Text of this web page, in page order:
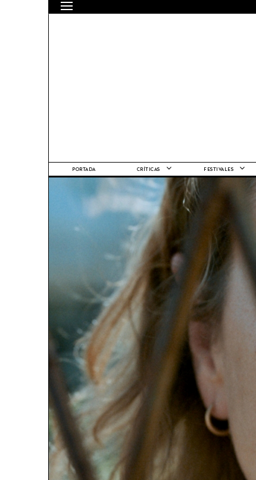
PORTADA CRÍTICAS FESTIVALES